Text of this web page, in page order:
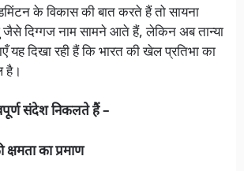
के विकास की बात करते हैं तो सायना
जैसे दिग्गज नाम सामने आते हैं, लेकिन अब तान्या
यह दिखा रही हैं कि भारत की खेल प्रतिभा का
है।
संदेश निकलते हैं –
का प्रमाण